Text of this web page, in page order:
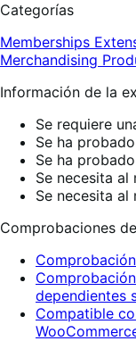
Categorías
Memberships
Merchandising
Información de la
Se requiere
Se ha
Se ha
Se necesita al
Se necesita al
Comprobaciones
dependientes
Compatible